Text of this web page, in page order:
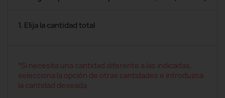
1. Elija la cantidad total
*Si necesita una cantidad diferente a las indicadas,
selecciona la opción de otras cantidades e introduzca
la cantidad deseada